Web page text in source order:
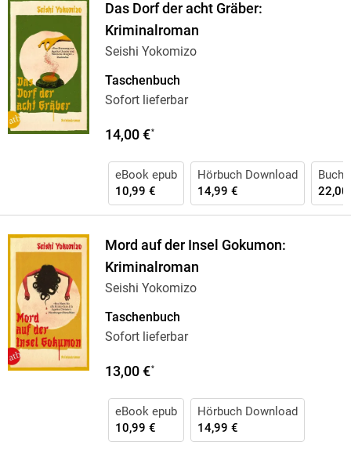
Das Dorf der acht Gräber:
Kriminalroman
Seishi Yokomizo
Taschenbuch
Sofort lieferbar
14,00 €*
eBook epub
10,99 €
Hörbuch Download
14,99 €
Buch
22,00
Mord auf der Insel Gokumon:
Kriminalroman
Seishi Yokomizo
Taschenbuch
Sofort lieferbar
13,00 €*
eBook epub
10,99 €
Hörbuch Download
14,99 €